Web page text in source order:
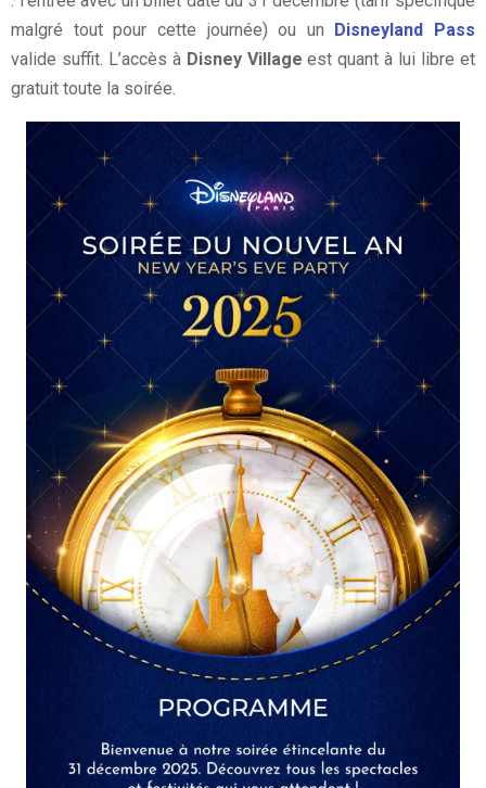
malgré tout pour cette journée) ou un Disneyland Pass
valide suffit. L’accès à Disney Village est quant à lui libre et
gratuit toute la soirée.